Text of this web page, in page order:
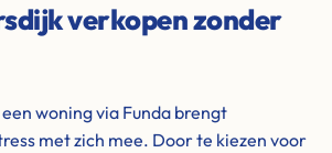
verkopen zonder
woning via Funda brengt
met zich mee. Door te kiezen voor